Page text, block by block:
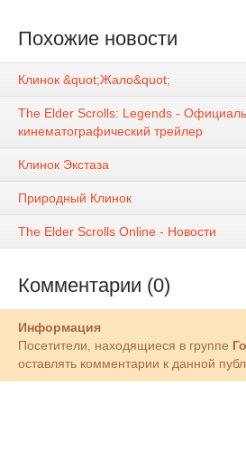
Похожие новости
Клинок &quot;Жало&quot;
The Elder Scrolls: Legends -
кинематографический трейлер
Клинок Экстаза
Природный Клинок
The Elder Scrolls Online - Новости
Комментарии (0)
Информация
Посетители, находящиеся в группе
оставлять комментарии к данной